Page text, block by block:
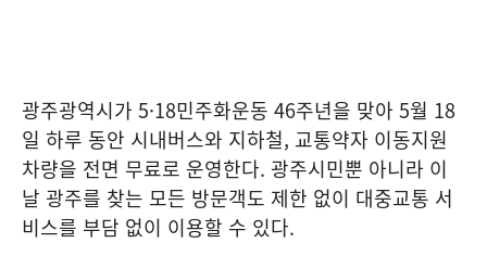
광주광역시가 5·18민주화운동 46주년을 맞아 5월 18
일 하루 동안 시내버스와 지하철, 교통약자 이동지원
차량을 전면 무료로 운영한다. 광주시민뿐 아니라 이
날 광주를 찾는 모든 방문객도 제한 없이 대중교통 서
비스를 부담 없이 이용할 수 있다.